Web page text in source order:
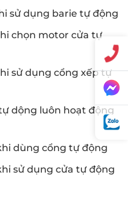
sử dụng barie tự động
chọn motor cửa tự
sử dụng cổng xếp tự
dộng luôn hoạt động
dùng cổng tự động
sử dụng cửa tự động